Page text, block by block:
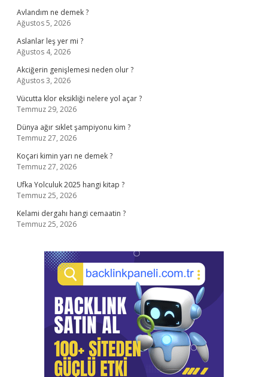
Avlandım ne demek ?
Ağustos 5, 2026
Aslanlar leş yer mi ?
Ağustos 4, 2026
Akciğerin genişlemesi neden olur ?
Ağustos 3, 2026
Vücutta klor eksikliği nelere yol açar ?
Temmuz 29, 2026
Dünya ağır sıklet şampiyonu kim ?
Temmuz 27, 2026
Koçari kimin yarı ne demek ?
Temmuz 27, 2026
Ufka Yolculuk 2025 hangi kitap ?
Temmuz 25, 2026
Kelami dergahı hangi cemaatin ?
Temmuz 25, 2026